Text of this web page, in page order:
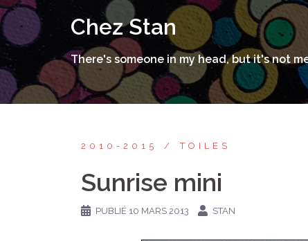
Aller
au
contenu
Chez Stan
There's someone in my head, but it's not
2010-2015 TOILES
Sunrise mini
PUBLIÉ 10 MARS 2013 STAN